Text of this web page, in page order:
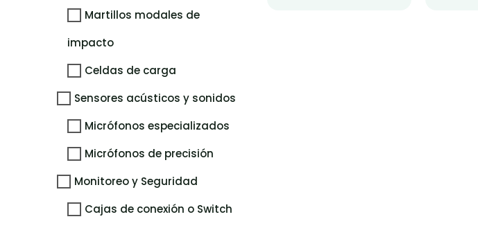
Martillos modales de
impacto
Celdas de carga
Sensores acústicos y sonidos
Micrófonos especializados
Micrófonos de precisión
Monitoreo y Seguridad
Cajas de conexión o Switch